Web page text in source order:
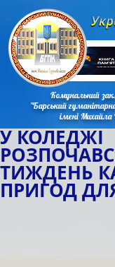
Комунальний
"Барський
імені Михайла
У КОЛЕДЖІ
ТИЖДЕНЬ
ПРИГОД